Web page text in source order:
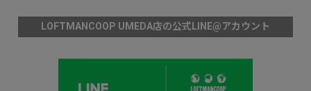
LOFTMANCOOP UMEDA店の公式LINE@アカウント